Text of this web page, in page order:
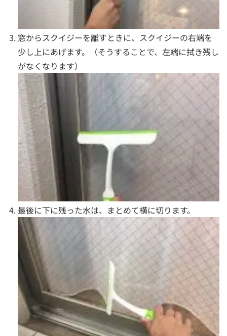
窓からスクイジーを離すときに、スクイジーの右端を
少し上にあげます。（そうすることで、左端に拭き残し
がなくなります）
最後に下に残った水は、まとめて横に切ります。